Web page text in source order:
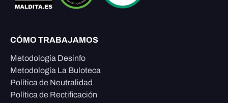
CÓMO TRABAJAMOS
Metodología Desinfo
Metodología La Buloteca
Política de Neutralidad
Política de Rectificación